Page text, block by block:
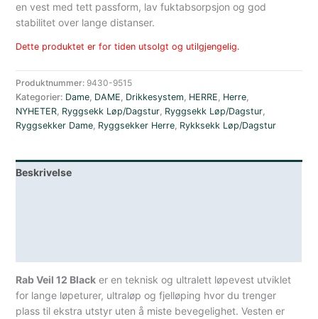
en vest med tett passform, lav fuktabsorpsjon og god
stabilitet over lange distanser.
Dette produktet er for tiden utsolgt og utilgjengelig.
Produktnummer: 9430-9515
Kategorier: Dame DAME Drikkesystem HERRE Herre
NYHETER Ryggsekk Løp/Dagstur Ryggsekk Løp/Dagstur
Ryggsekker Dame Ryggsekker Herre Rykksekk Løp/Dagstur
Beskrivelse
Rab Veil 12 Black er en teknisk og ultralett løpevest utviklet
for lange løpeturer, ultraløp og fjelløping hvor du trenger
plass til ekstra utstyr uten å miste bevegelighet. Vesten er